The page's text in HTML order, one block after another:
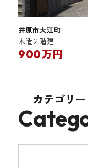
井原市大江町
木造２階建
900万円
カテゴリー